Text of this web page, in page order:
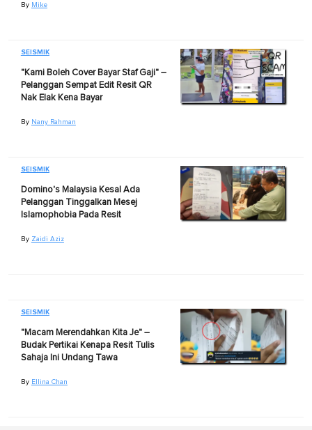
By Mike
SEISMIK
"Kami Boleh Cover Bayar Staf Gaji" –
Pelanggan Sempat Edit Resit QR
Nak Elak Kena Bayar
By Nany Rahman
SEISMIK
Domino's Malaysia Kesal Ada
Pelanggan Tinggalkan Mesej
Islamophobia Pada Resit
By Zaidi Aziz
SEISMIK
"Macam Merendahkan Kita Je" –
Budak Pertikai Kenapa Resit Tulis
Sahaja Ini Undang Tawa
By Ellina Chan